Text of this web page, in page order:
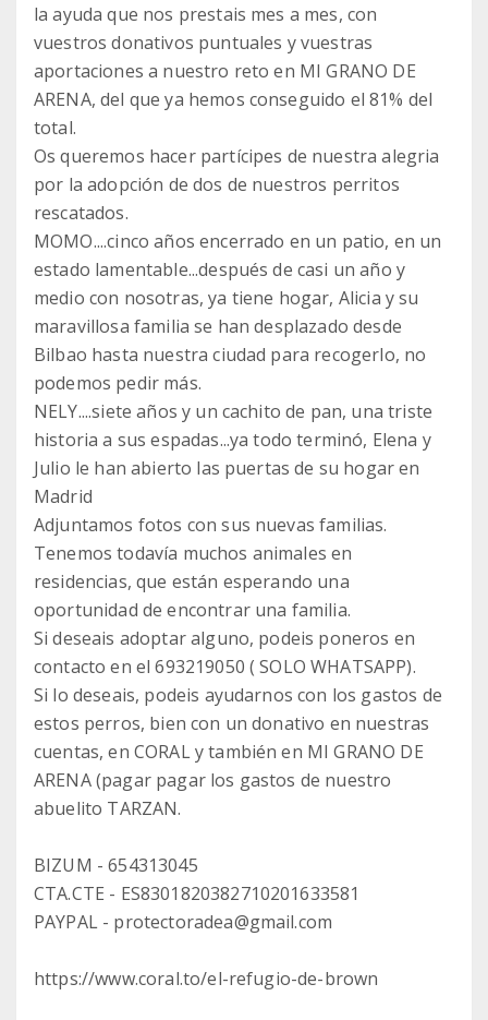
la ayuda que nos prestais mes a mes, con
vuestros donativos puntuales y vuestras
aportaciones a nuestro reto en MI GRANO DE
ARENA, del que ya hemos conseguido el 81% del
total.
Os queremos hacer partícipes de nuestra alegria
por la adopción de dos de nuestros perritos
rescatados.
MOMO....cinco años encerrado en un patio, en un
estado lamentable...después de casi un año y
medio con nosotras, ya tiene hogar, Alicia y su
maravillosa familia se han desplazado desde
Bilbao hasta nuestra ciudad para recogerlo, no
podemos pedir más.
NELY....siete años y un cachito de pan, una triste
historia a sus espadas...ya todo terminó, Elena y
Julio le han abierto las puertas de su hogar en
Madrid
Adjuntamos fotos con sus nuevas familias.
Tenemos todavía muchos animales en
residencias, que están esperando una
oportunidad de encontrar una familia.
Si deseais adoptar alguno, podeis poneros en
contacto en el 693219050 ( SOLO WHATSAPP).
Si lo deseais, podeis ayudarnos con los gastos de
estos perros, bien con un donativo en nuestras
cuentas, en CORAL y también en MI GRANO DE
ARENA (pagar pagar los gastos de nuestro
abuelito TARZAN.
BIZUM - 654313045
CTA.CTE - ES8301820382710201633581
PAYPAL - protectoradea@gmail.com
https://www.coral.to/el-refugio-de-brown